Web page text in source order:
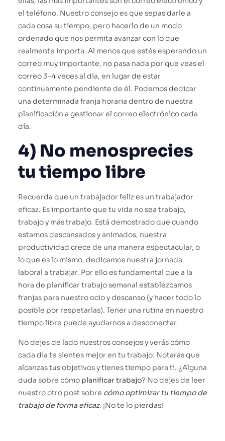
el teléfono. Nuestro consejo es que sepas darle a
cada cosa su tiempo, pero hacerlo de un modo
ordenado que nos permita avanzar con lo que
realmente importa. Al menos que estés esperando un
correo muy importante, no pasa nada por que veas el
correo 3-4 veces al día, en lugar de estar
continuamente pendiente de él. Podemos dedicar
una determinada franja horaria dentro de nuestra
planificación a gestionar el correo electrónico cada
día.
4) No menosprecies
tu tiempo libre
Recuerda que un trabajador feliz es un trabajador
eficaz. Es importante que tu vida no sea trabajo,
trabajo y más trabajo. Está demostrado que cuando
estamos descansados y animados, nuestra
productividad crece de una manera espectacular, o
lo que es lo mismo, dedicamos nuestra jornada
laboral a trabajar. Por ello es fundamental que a la
hora de planificar trabajo semanal establezcamos
franjas para nuestro ocio y descanso (y hacer todo lo
posible por respetarlas). Tener una rutina en nuestro
tiempo libre puede ayudarnos a desconectar.
No dejes de lado nuestros consejos y verás cómo
cada día te sientes mejor en tu trabajo. Notarás que
alcanzas tus objetivos y tienes tiempo para ti. ¿Alguna
duda sobre cómo planificar trabajo? No dejes de leer
nuestro otro post sobre cómo optimizar tu tiempo de
trabajo de forma eficaz. ¡No te lo pierdas!